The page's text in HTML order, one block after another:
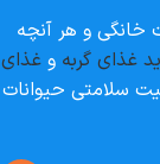
خانگی و هر آنچه
غذای گربه و غذای
سلامتی حیوانات